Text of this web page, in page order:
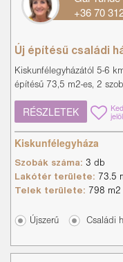
+36 70
Új építésű családi
Kiskunfélegyházától 5-6
építésű 73,5 m2-es, 2
RÉSZLETEK
Kiskunfélegyháza
Szobák száma: 3 db
Lakótér területe:
73.5
Telek területe:
798 m2
Újszerű Családi